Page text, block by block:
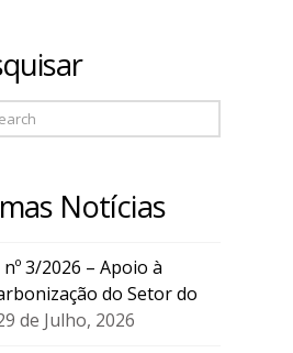
Notícias
3/2026 – Apoio à
do Setor do
de Julho, 2026